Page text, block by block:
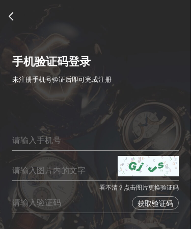
手机验证码登录
未注册手机号验证后即可完成注册
看不清？点击图片更换验证码
获取验证码